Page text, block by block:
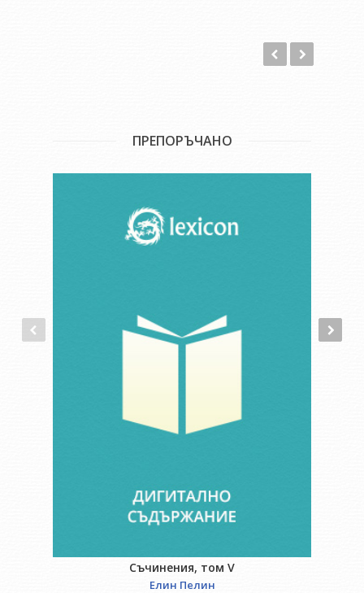
ПРЕПОРЪЧАНО
Съчинения, том V
Елин Пелин